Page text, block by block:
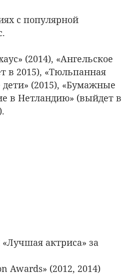
с популярной
(2014), «Ангельское
в 2015), «Тюльпанная
(2015), «Бумажные
в Нетландию» (выйдет в
актриса» за
Awards» (2012, 2014)